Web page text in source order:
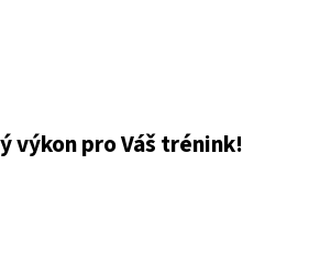
výkon pro Váš trénink!